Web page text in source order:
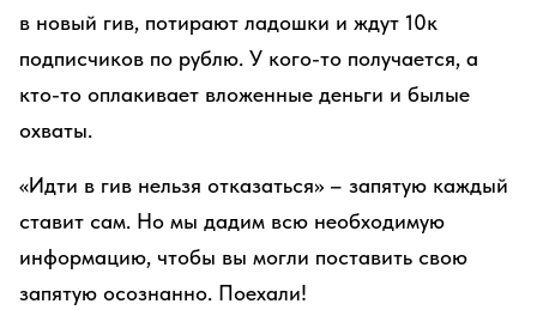
в новый гив, потирают ладошки и ждут 10к
подписчиков по рублю. У кого-то получается, а
кто-то оплакивает вложенные деньги и былые
охваты.
«Идти в гив нельзя отказаться» – запятую каждый
ставит сам. Но мы дадим всю необходимую
информацию, чтобы вы могли поставить свою
запятую осознанно. Поехали!